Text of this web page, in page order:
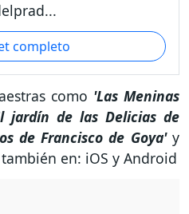
completo
como 'Las Meninas
jardín de las Delicias de
de Francisco de Goya'y
en: iOS y Android